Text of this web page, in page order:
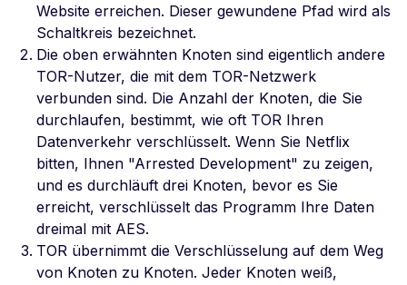
Website erreichen. Dieser gewundene Pfad wird als
Schaltkreis bezeichnet.
Die oben erwähnten Knoten sind eigentlich andere
TOR-Nutzer, die mit dem TOR-Netzwerk
verbunden sind. Die Anzahl der Knoten, die Sie
durchlaufen, bestimmt, wie oft TOR Ihren
Datenverkehr verschlüsselt. Wenn Sie Netflix
bitten, Ihnen "Arrested Development" zu zeigen,
und es durchläuft drei Knoten, bevor es Sie
erreicht, verschlüsselt das Programm Ihre Daten
dreimal mit AES.
TOR übernimmt die Verschlüsselung auf dem Weg
von Knoten zu Knoten. Jeder Knoten weiß,